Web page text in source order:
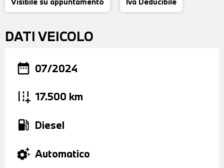
DATI VEICOLO
date_range 07/2024
add_road 17.500 km
local_gas_station Diesel
settings_suggest Automatico